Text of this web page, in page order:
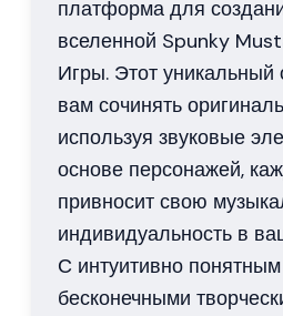
платформа для
вселенной Spunky
Игры. Этот уникальный
вам сочинять
используя звуковые
основе персонажей,
привносит свою
индивидуальность в
С интуитивно
бесконечными